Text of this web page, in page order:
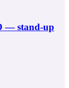
— stand-up